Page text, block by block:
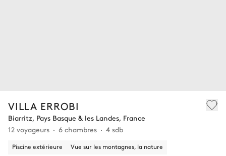
VILLA ERROBI
Biarritz, Pays Basque & les Landes, France
12 voyageurs
6 chambres 4 sdb
Piscine extérieure Vue sur les montagnes, la nature